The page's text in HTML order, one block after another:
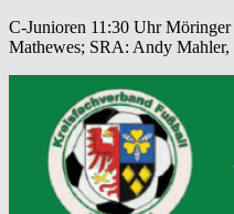
C-Junioren 11:30 Uhr
Mathewes; SRA: Andy